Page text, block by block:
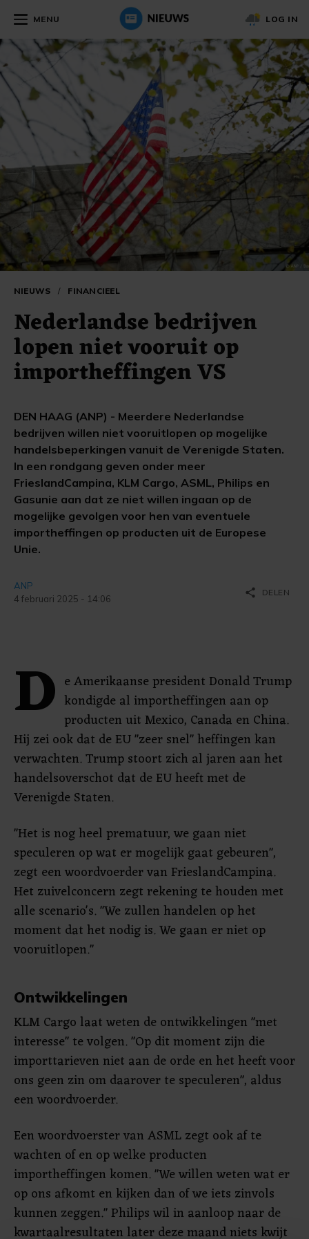
MENU LOG IN
NIEUWS / FINANCIEEL
Nederlandse bedrijven
lopen niet vooruit op
importheffingen VS
DEN HAAG (ANP) - Meerdere Nederlandse
bedrijven willen niet vooruitlopen op mogelijke
handelsbeperkingen vanuit de Verenigde Staten.
In een rondgang geven onder meer
FrieslandCampina, KLM Cargo, ASML, Philips en
Gasunie aan dat ze niet willen ingaan op de
mogelijke gevolgen voor hen van eventuele
importheffingen op producten uit de Europese
Unie.
ANP
4 februari 2025 - 14:06
share DELEN
D e Amerikaanse president Donald Trump
kondigde al importheffingen aan op
producten uit Mexico, Canada en China.
Hij zei ook dat de EU "zeer snel" heffingen kan
verwachten. Trump stoort zich al jaren aan het
handelsoverschot dat de EU heeft met de
Verenigde Staten.
"Het is nog heel prematuur, we gaan niet
speculeren op wat er mogelijk gaat gebeuren",
zegt een woordvoerder van FrieslandCampina.
Het zuivelconcern zegt rekening te houden met
alle scenario's. "We zullen handelen op het
moment dat het nodig is. We gaan er niet op
vooruitlopen."
Ontwikkelingen
KLM Cargo laat weten de ontwikkelingen "met
interesse" te volgen. "Op dit moment zijn die
importtarieven niet aan de orde en het heeft voor
ons geen zin om daarover te speculeren", aldus
een woordvoerder.
Een woordvoerster van ASML zegt ook af te
wachten of en op welke producten
importheffingen komen. "We willen weten wat er
op ons afkomt en kijken dan of we iets zinvols
kunnen zeggen." Philips wil in aanloop naar de
kwartaalresultaten later deze maand niets kwijt